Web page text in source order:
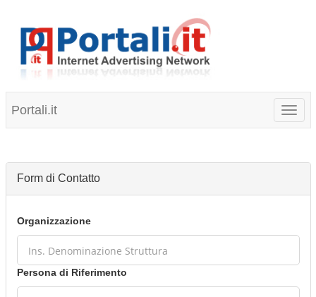
Portali.it
Form di Contatto
Organizzazione
Persona di Riferimento